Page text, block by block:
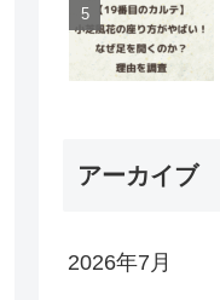
アーカイブ
2026年7月